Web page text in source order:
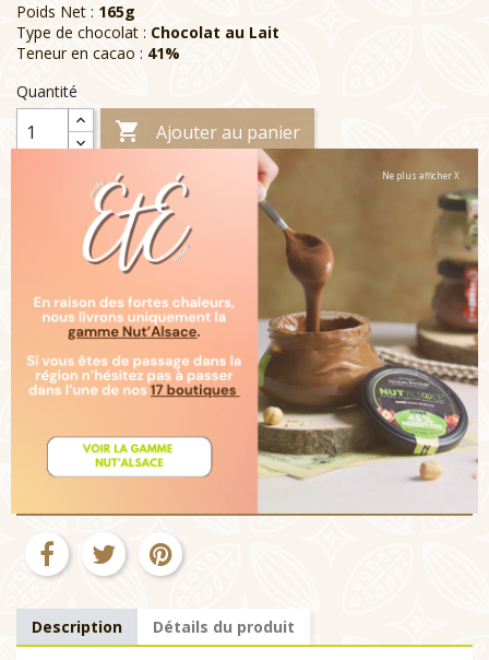
Poids Net : 165g
Type de chocolat : Chocolat au Lait
Teneur en cacao : 41%
Quantité
 Ajouter au panier
Rupture de stock
Livraison :
Note :
Un moulage au chocolat au lait subtilement doux
avec un arôme dominant de cacao et de lait. Un chocolat
"nouvelle génération" au goût pur et intense en cacao
grâce à une méthode unique de double fermentation. Ce
chocolat de très haute qualité fait partie d'un programme
durable visant l'amélioration des conditions de vie des
planteurs de cacao et de leur communauté en promouvant
une agriculture durable. Tous nos moulages sont
entièrement décorés à la main avec des denrées
alimentaires colorantes (cerise, pomme, cassis, spiruline...)
Description Détails du produit
Ne plus afficher X